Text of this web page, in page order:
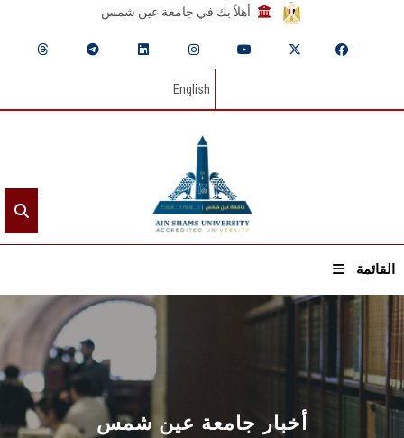
أهلاً بك في جامعة عين شمس
English
القائمة
الرئيسيـة
عن الجامعة
القطاعـات أخبار جامعة عين شمس